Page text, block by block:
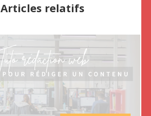
Articles relatifs